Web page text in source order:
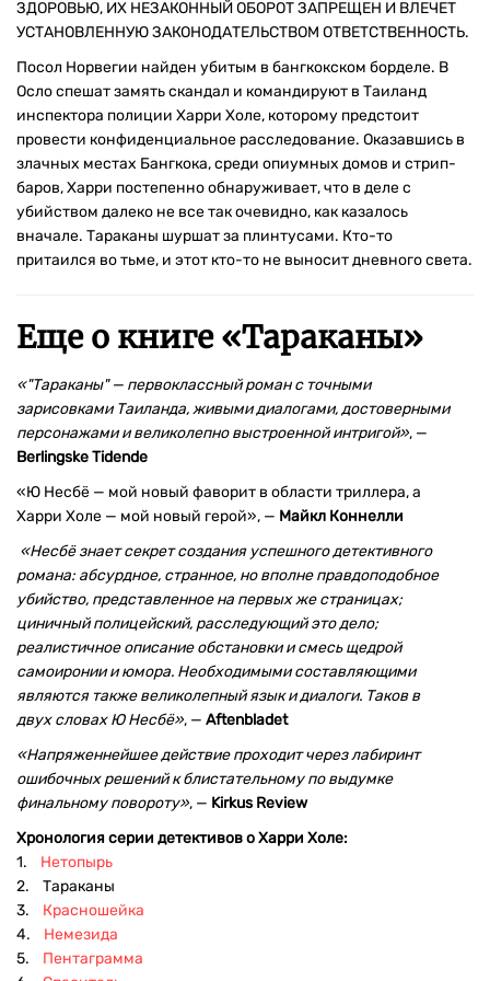
ЗДОРОВЬЮ, ИХ НЕЗАКОННЫЙ ОБОРОТ ЗАПРЕЩЕН И ВЛЕЧЕТ
УСТАНОВЛЕННУЮ ЗАКОНОДАТЕЛЬСТВОМ ОТВЕТСТВЕННОСТЬ.
Посол Норвегии найден убитым в бангкокском борделе. В
Осло спешат замять скандал и командируют в Таиланд
инспектора полиции Харри Холе, которому предстоит
провести конфиденциальное расследование. Оказавшись в
злачных местах Бангкока, среди опиумных домов и стрип-
баров, Харри постепенно обнаруживает, что в деле с
убийством далеко не все так очевидно, как казалось
вначале. Тараканы шуршат за плинтусами. Кто-то
притаился во тьме, и этот кто-то не выносит дневного света.
Еще о книге «Тараканы»
«"Тараканы" — первоклассный роман с точными
зарисовками Таиланда, живыми диалогами, достоверными
персонажами и великолепно выстроенной интригой», —
Berlingske Tidende
«Ю Несбё — мой новый фаворит в области триллера, а
Харри Холе — мой новый герой», — Майкл Коннелли
«Несбё знает секрет создания успешного детективного
романа: абсурдное, странное, но вполне правдоподобное
убийство, представленное на первых же страницах;
циничный полицейский, расследующий это дело;
реалистичное описание обстановки и смесь щедрой
самоиронии и юмора. Необходимыми составляющими
являются также великолепный язык и диалоги. Таков в
двух словах Ю Несбё», — Aftenbladet
«Напряженнейшее действие проходит через лабиринт
ошибочных решений к блистательному по выдумке
финальному повороту», — Kirkus Review
Хронология серии детективов о Харри Холе:
1. Нетопырь
2. Тараканы
3. Красношейка
4. Немезида
5. Пентаграмма